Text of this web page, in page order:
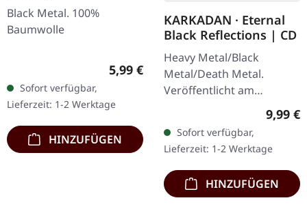
Black Metal. 100%
Baumwolle
Regulärer Preis:
5,99 €
Sofort verfügbar,
Lieferzeit: 1-2 Werktage
HINZUFÜGEN
KARKADAN · Eternal
Black Reflections | CD
Heavy Metal/Black
Metal/Death Metal.
Veröffentlicht am
19.01.2002, auf Supreme
Chaos Records. CD im
Jewelcase. Neuauflage mit
neuem Artwork,…
9,99 €
Sofort verfügbar,
Lieferzeit: 1-2 Werktage
HINZUFÜGEN